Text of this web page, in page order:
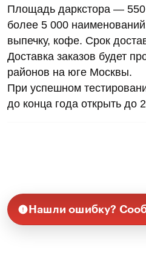
Площадь даркстора — 550
более 5 000
выпечку, кофе. Срок
Доставка заказов будет
районов на юге Москвы.
При успешном
до конца года открыть до
Нашли ошибку?